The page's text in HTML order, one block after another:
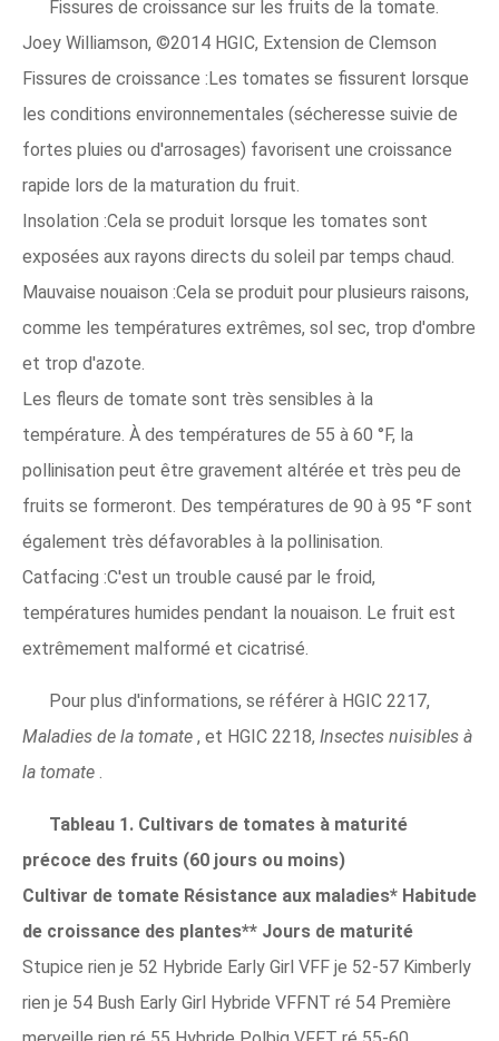
Fissures de croissance sur les fruits de la tomate.
Joey Williamson, ©2014 HGIC, Extension de Clemson
Fissures de croissance :Les tomates se fissurent lorsque
les conditions environnementales (sécheresse suivie de
fortes pluies ou d'arrosages) favorisent une croissance
rapide lors de la maturation du fruit.
Insolation :Cela se produit lorsque les tomates sont
exposées aux rayons directs du soleil par temps chaud.
Mauvaise nouaison :Cela se produit pour plusieurs raisons,
comme les températures extrêmes, sol sec, trop d'ombre
et trop d'azote.
Les fleurs de tomate sont très sensibles à la
température. À des températures de 55 à 60 °F, la
pollinisation peut être gravement altérée et très peu de
fruits se formeront. Des températures de 90 à 95 °F sont
également très défavorables à la pollinisation.
Catfacing :C'est un trouble causé par le froid,
températures humides pendant la nouaison. Le fruit est
extrêmement malformé et cicatrisé.
Pour plus d'informations, se référer à HGIC 2217,
Maladies de la tomate , et HGIC 2218, Insectes nuisibles à
la tomate .
Tableau 1. Cultivars de tomates à maturité
précoce des fruits (60 jours ou moins)
Cultivar de tomate Résistance aux maladies* Habitude
de croissance des plantes** Jours de maturité
Stupice rien je 52 Hybride Early Girl VFF je 52-57 Kimberly
rien je 54 Bush Early Girl Hybride VFFNT ré 54 Première